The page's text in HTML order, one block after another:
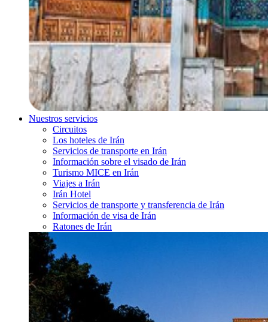
Nuestros servicios
Circuitos
Los hoteles de Irán
Servicios de transporte en Irán
Información sobre el visado de Irán
Turismo MICE en Irán
Viajes a Irán
Irán Hotel
Servicios de transporte y transferencia de Irán
Información de visa de Irán
Ratones de Irán